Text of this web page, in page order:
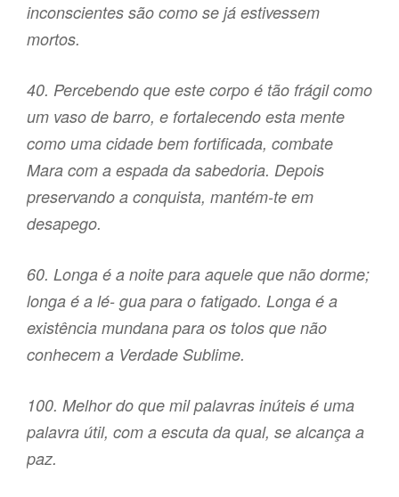
inconscientes são como se já estivessem
mortos.
40. Percebendo que este corpo é tão frágil como
um vaso de barro, e fortalecendo esta mente
como uma cidade bem fortificada, combate
Mara com a espada da sabedoria. Depois
preservando a conquista, mantém-te em
desapego.
60. Longa é a noite para aquele que não dorme;
longa é a lé- gua para o fatigado. Longa é a
existência mundana para os tolos que não
conhecem a Verdade Sublime.
100. Melhor do que mil palavras inúteis é uma
palavra útil, com a escuta da qual, se alcança a
paz.